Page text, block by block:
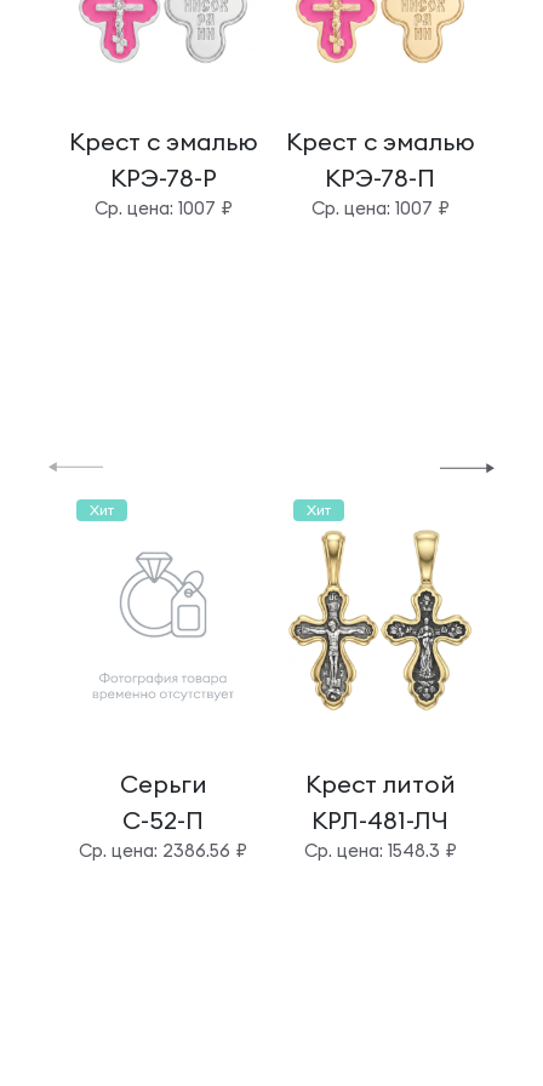
Крест с эмалью
КРЭ-78-Р
Cр. цена: 1007 ₽
Крест с эмалью
КРЭ-78-П
Cр. цена: 1007 ₽
Хит
Серьги
С-52-П
Cр. цена: 2386.56 ₽
Хит
Крест литой
КРЛ-481-ЛЧ
Cр. цена: 1548.3 ₽